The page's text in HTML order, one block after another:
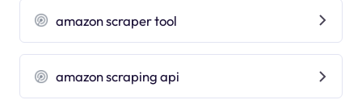
amazon scraper tool
amazon scraping api